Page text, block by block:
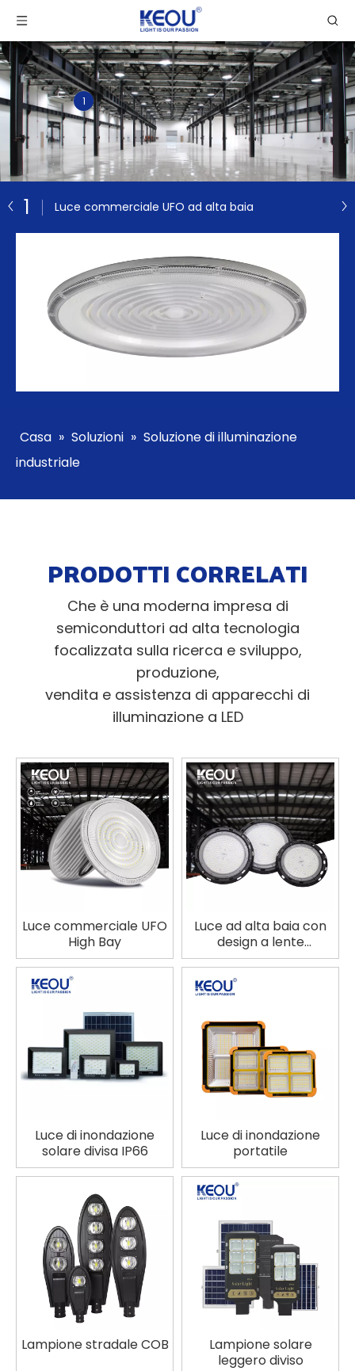
1
1 Luce commerciale UFO ad alta baia
Casa » Soluzioni » Soluzione di illuminazione
industriale
PRODOTTI CORRELATI
Che è una moderna impresa di
semiconduttori ad alta tecnologia
focalizzata sulla ricerca e sviluppo,
produzione,
vendita e assistenza di apparecchi di
illuminazione a LED
Luce commerciale UFO
High Bay
Luce ad alta baia con
design a lente
connessa
Luce di inondazione
solare divisa IP66
Luce di inondazione
portatile
Lampione stradale COB
Lampione solare
leggero diviso